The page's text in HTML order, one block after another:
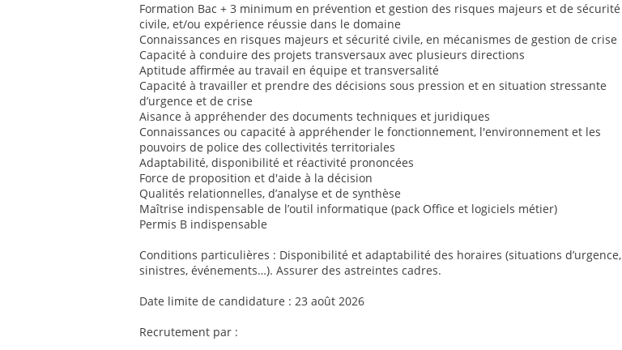
Formation Bac + 3 minimum en prévention et gestion des risques majeurs et de sécurité
civile, et/ou expérience réussie dans le domaine
Connaissances en risques majeurs et sécurité civile, en mécanismes de gestion de crise
Capacité à conduire des projets transversaux avec plusieurs directions
Aptitude affirmée au travail en équipe et transversalité
Capacité à travailler et prendre des décisions sous pression et en situation stressante
d’urgence et de crise
Aisance à appréhender des documents techniques et juridiques
Connaissances ou capacité à appréhender le fonctionnement, l'environnement et les
pouvoirs de police des collectivités territoriales
Adaptabilité, disponibilité et réactivité prononcées
Force de proposition et d'aide à la décision
Qualités relationnelles, d’analyse et de synthèse
Maîtrise indispensable de l’outil informatique (pack Office et logiciels métier)
Permis B indispensable
Conditions particulières : Disponibilité et adaptabilité des horaires (situations d’urgence,
sinistres, événements…). Assurer des astreintes cadres.
Date limite de candidature : 23 août 2026
Recrutement par :